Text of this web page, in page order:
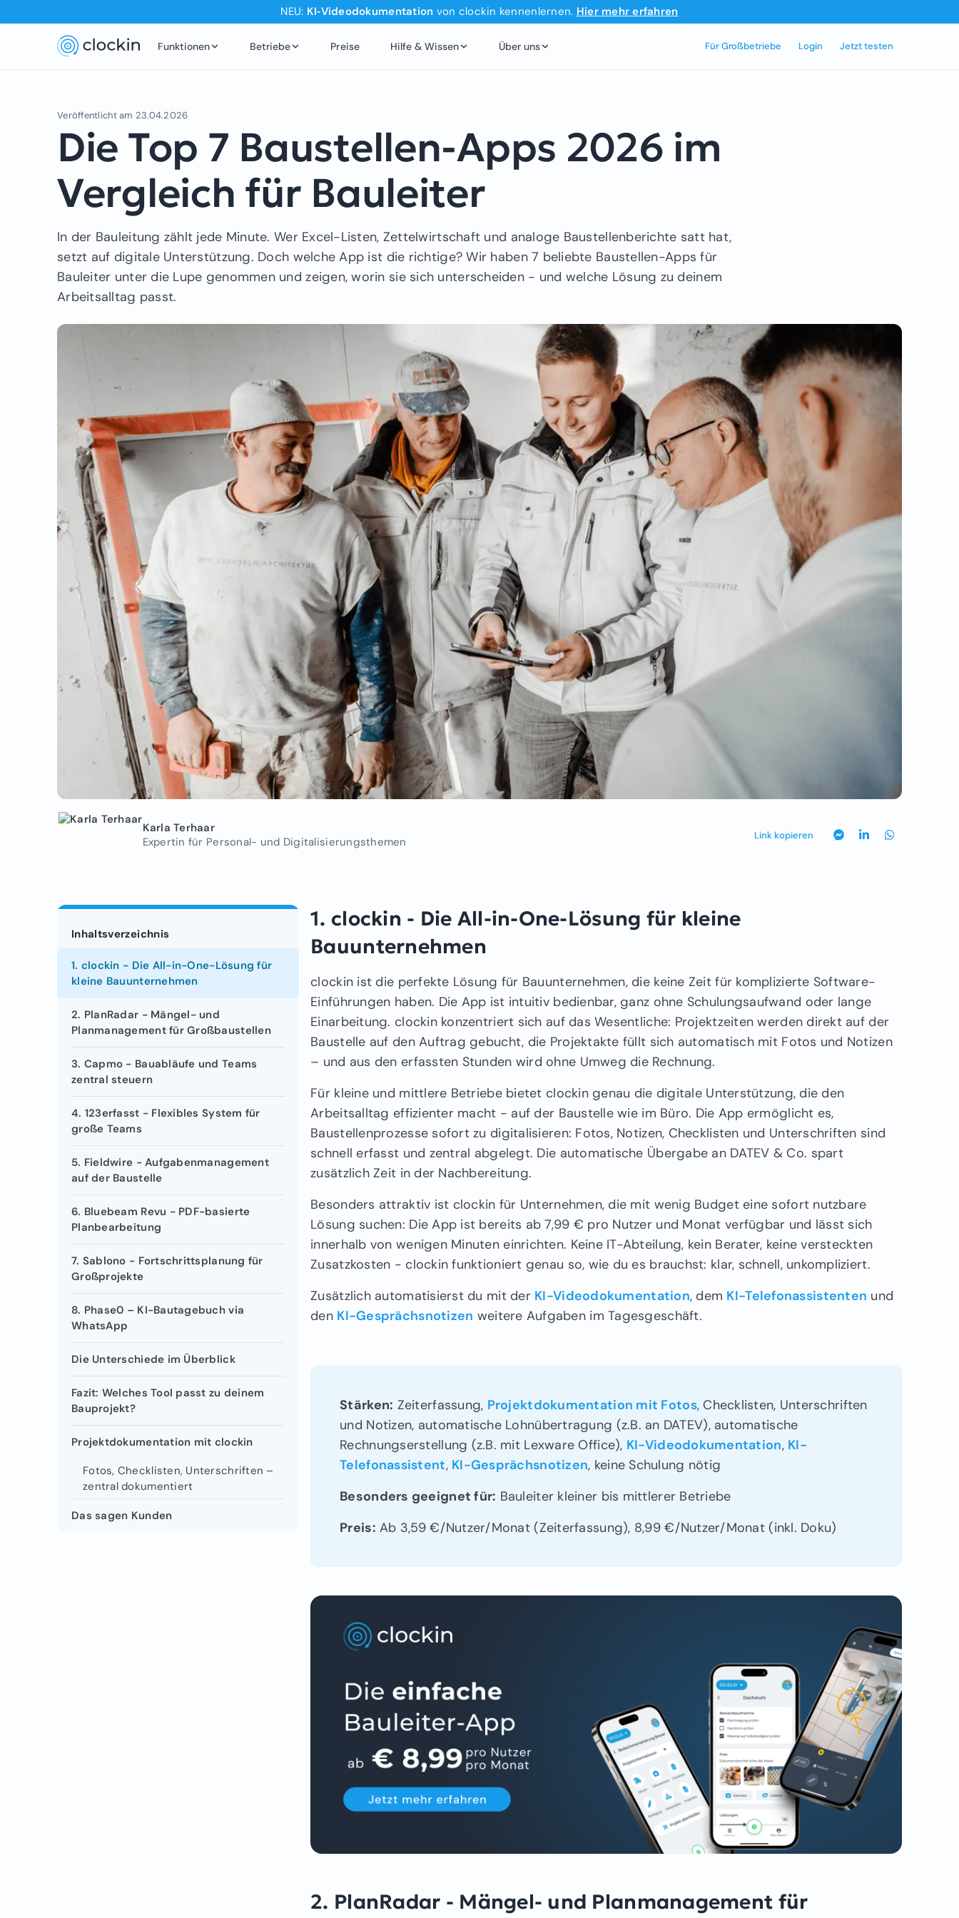
NEU: KI‑Videodokumentation von clockin kennenlernen. Hier mehr erfahren
Funktionen Betriebe Preise Hilfe & Wissen Über uns Für Großbetriebe Login Jetzt testen
Veröffentlicht am 23.04.2026
Die Top 7 Baustellen-Apps 2026 im
Vergleich für Bauleiter
In der Bauleitung zählt jede Minute. Wer Excel-Listen, Zettelwirtschaft und analoge Baustellenberichte satt hat,
setzt auf digitale Unterstützung. Doch welche App ist die richtige? Wir haben 7 beliebte Baustellen-Apps für
Bauleiter unter die Lupe genommen und zeigen, worin sie sich unterscheiden - und welche Lösung zu deinem
Arbeitsalltag passt.
Karla Terhaar
Expertin für Personal- und Digitalisierungsthemen
Link kopieren
1. clockin - Die All-in-One-Lösung für kleine
Bauunternehmen
clockin ist die perfekte Lösung für Bauunternehmen, die keine Zeit für komplizierte Software-
Einführungen haben. Die App ist intuitiv bedienbar, ganz ohne Schulungsaufwand oder lange
Einarbeitung. clockin konzentriert sich auf das Wesentliche: Projektzeiten werden direkt auf der
Baustelle auf den Auftrag gebucht, die Projektakte füllt sich automatisch mit Fotos und Notizen
– und aus den erfassten Stunden wird ohne Umweg die Rechnung.
Für kleine und mittlere Betriebe bietet clockin genau die digitale Unterstützung, die den
Arbeitsalltag effizienter macht - auf der Baustelle wie im Büro. Die App ermöglicht es,
Baustellenprozesse sofort zu digitalisieren: Fotos, Notizen, Checklisten und Unterschriften sind
schnell erfasst und zentral abgelegt. Die automatische Übergabe an DATEV & Co. spart
zusätzlich Zeit in der Nachbereitung.
Besonders attraktiv ist clockin für Unternehmen, die mit wenig Budget eine sofort nutzbare
Lösung suchen: Die App ist bereits ab 7,99 € pro Nutzer und Monat verfügbar und lässt sich
innerhalb von wenigen Minuten einrichten. Keine IT-Abteilung, kein Berater, keine versteckten
Zusatzkosten - clockin funktioniert genau so, wie du es brauchst: klar, schnell, unkompliziert.
Zusätzlich automatisierst du mit der KI-Videodokumentation, dem KI-Telefonassistenten und
den KI-Gesprächsnotizen weitere Aufgaben im Tagesgeschäft.
Stärken: Zeiterfassung, Projektdokumentation mit Fotos, Checklisten, Unterschriften
und Notizen, automatische Lohnübertragung (z.B. an DATEV), automatische
Rechnungserstellung (z.B. mit Lexware Office), KI-Videodokumentation, KI-
Telefonassistent, KI-Gesprächsnotizen, keine Schulung nötig
Besonders geeignet für: Bauleiter kleiner bis mittlerer Betriebe
Preis: Ab 3,59 €/Nutzer/Monat (Zeiterfassung), 8,99 €/Nutzer/Monat (inkl. Doku)
2. PlanRadar - Mängel- und Planmanagement für
Inhaltsverzeichnis
1. clockin - Die All-in-One-Lösung für
kleine Bauunternehmen
2. PlanRadar - Mängel- und
Planmanagement für Großbaustellen
3. Capmo - Bauabläufe und Teams
zentral steuern
4. 123erfasst - Flexibles System für
große Teams
5. Fieldwire - Aufgabenmanagement
auf der Baustelle
6. Bluebeam Revu - PDF-basierte
Planbearbeitung
7. Sablono - Fortschrittsplanung für
Großprojekte
8. Phase0 – KI-Bautagebuch via
WhatsApp ‍
Die Unterschiede im Überblick
Fazit: Welches Tool passt zu deinem
Bauprojekt?
Projektdokumentation mit clockin
Fotos, Checklisten, Unterschriften –
zentral dokumentiert
Das sagen Kunden